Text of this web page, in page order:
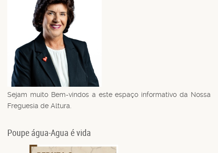
Sejam muito Bem-vindos a este espaço informativo da Nossa
Freguesia de Altura.
Poupe água-Agua é vida